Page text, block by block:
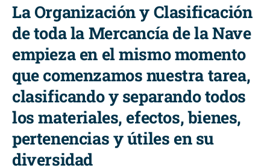
La Organización y Clasificación
de toda la Mercancía de la Nave
empieza en el mismo momento
que comenzamos nuestra tarea,
clasificando y separando todos
los materiales, efectos, bienes,
pertenencias y útiles en su
diversidad